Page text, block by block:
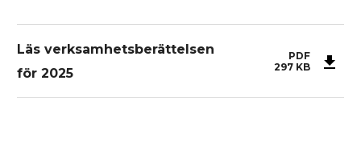
Läs verksamhetsberättelsen
för 2025
PDF
297 KB